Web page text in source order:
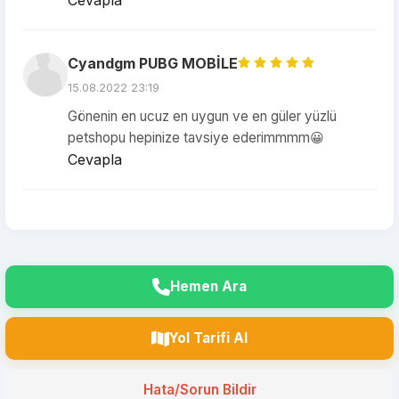
Cyandgm PUBG MOBİLE
15.08.2022 23:19
Gönenin en ucuz en uygun ve en güler yüzlü
petshopu hepinize tavsiye ederimmmm😀
Cevapla
Hemen Ara
Yol Tarifi Al
Hata/Sorun Bildir